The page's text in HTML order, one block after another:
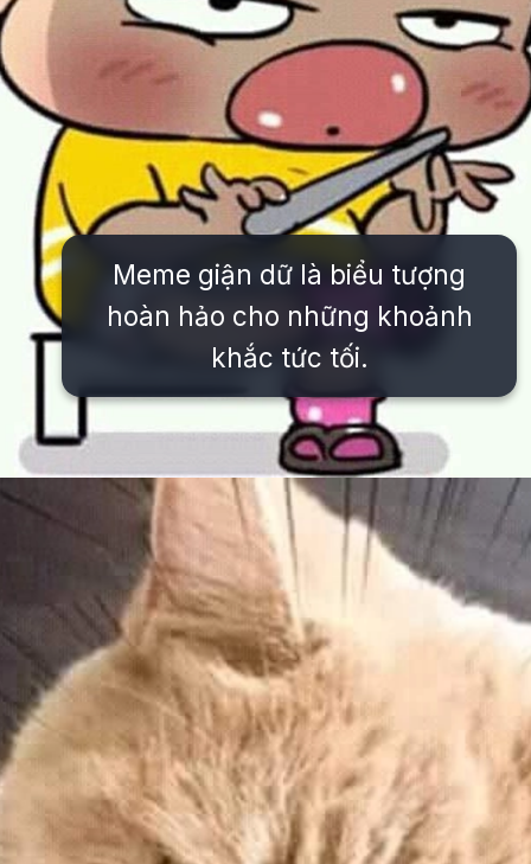
Meme giận dữ là biểu tượng
hoàn hảo cho những khoảnh
khắc tức tối.
https://issiloo.edu.vn/gian-meme